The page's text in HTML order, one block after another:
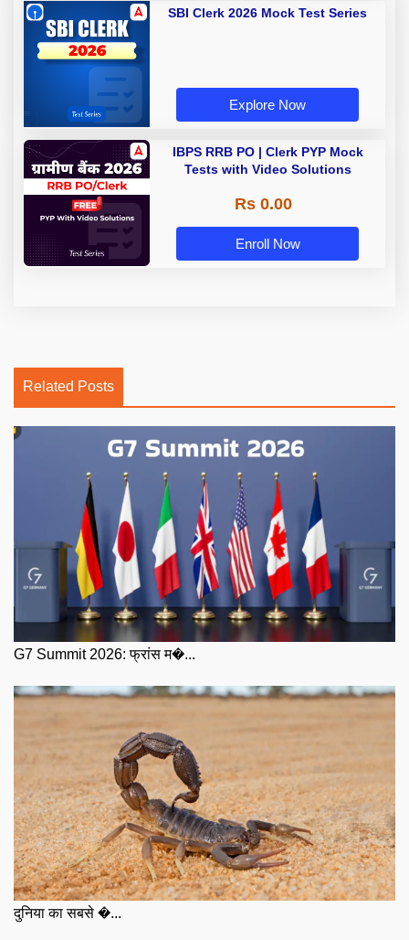
SBI Clerk 2026 Mock Test Series
Explore Now
IBPS RRB PO | Clerk PYP Mock
Tests with Video Solutions
Rs 0.00
Enroll Now
Related Posts
G7 Summit 2026: फ्रांस म�...
दुनिया का सबसे �...